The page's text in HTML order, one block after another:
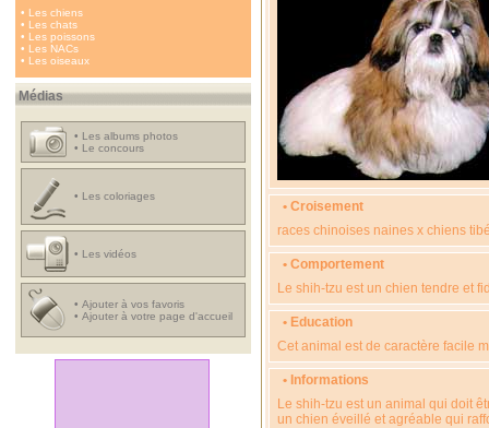
• Les chiens
• Les chats
• Les poissons
• Les NACs
• Les oiseaux
Médias
• Les albums photos
• Le concours
• Les coloriages
• Les vidéos
• Ajouter à vos favoris
• Ajouter à votre page d'accueil
• Croisement
races chinoises naines x chiens
• Comportement
Le shih-tzu est un chien tendre et
• Education
Cet animal est de caractère facile
• Informations
Le shih-tzu est un animal qui doit
un chien éveillé et agréable qui